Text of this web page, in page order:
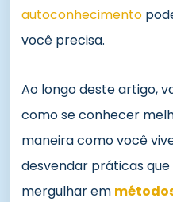
autoconhecimento
você precisa.
Ao longo deste artigo,
como se conhecer
maneira como você
desvendar práticas
mergulhar em